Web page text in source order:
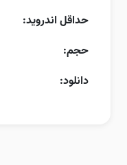
حداقل اندروید:
حجم:
دانلود: